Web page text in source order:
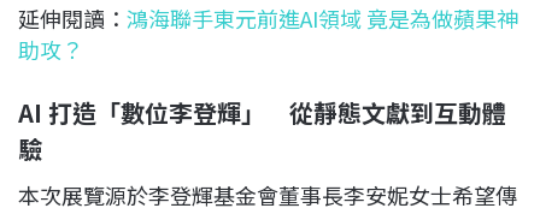
延伸閱讀： 鴻海聯手東元前進AI領域 竟是為做蘋果神
助攻？
AI 打造「數位李登輝」 從靜態文獻到互動體
驗
本次展覽源於李登輝基金會董事長李安妮女士希望傳